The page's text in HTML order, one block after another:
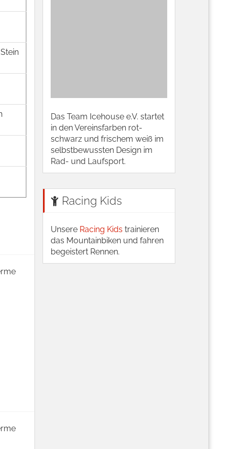
Das Team Icehouse e.V. startet
in den Vereinsfarben rot-
schwarz und frischem weiß im
selbstbewussten Design im
Rad- und Laufsport.
Racing Kids
Unsere Racing Kids trainieren
das Mountainbiken und fahren
begeistert Rennen.